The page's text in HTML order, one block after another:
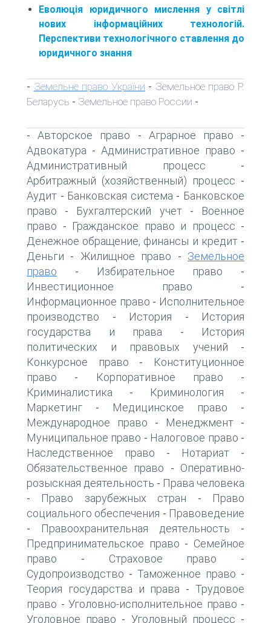
Еволюція юридичного мислення у світлі
нових інформаційних технологій.
Перспективи технологічного ставлення до
юридичного знання
- Земельне право України - Земельное право Р.
Беларусь - Земельное право России -
-Авторское право - Аграрное право -
Адвокатура - Административное право -
Административный процесс -
Арбитражный (хозяйственный) процесс -
Аудит - Банковская система - Банковское
право - Бухгалтерский учет-
Военное
право - Гражданское право и процесс -
Денежное обращение, финансы и кредит-
Деньги - Жилищное право - Земельное
право - Избирательное право -
Инвестиционное право -
Информационное право - Исполнительное
производство - История -
История
государства и права -
История
политических и правовых учений -
Конкурсное право -
Конституционное
право - Корпоративное право -
Криминалистика - Криминология -
Маркетинг - Медицинское право -
Международное право - Менеджмент -
Муниципальное право - Налоговое право -
Наследственное право - Нотариат -
Обязательственное право - Оперативно-
розыскная деятельность - Права человека
- Право зарубежных стран -
Право
социального обеспечения - Правоведение
- Правоохранительная деятельность -
Предпринимательское право - Семейное
право - Страховое право -
Судопроизводство - Таможенное право -
Теория государства и права -Трудовое
право - Уголовно-исполнительное право -
Уголовное право - Уголовный процесс -